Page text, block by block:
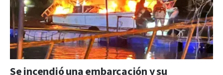
Se incendió una embarcación y su